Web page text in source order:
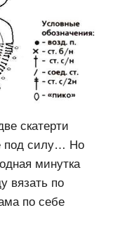
скатерти
под силу… Но
минутка
вязать по
по себе